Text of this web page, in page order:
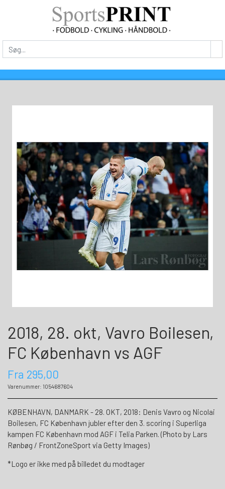
2018, 28. okt, Vavro Boilesen,
FC København vs AGF
Fra 295,00
Varenummer: 1054687604
KØBENHAVN, DANMARK - 28. OKT, 2018: Denis Vavro og Nicolai
Boilesen, FC København jubler efter den 3. scoring i Superliga
kampen FC København mod AGF i Telia Parken. (Photo by Lars
Rønbøg / FrontZoneSport via Getty Images)
*Logo er ikke med på billedet du modtager